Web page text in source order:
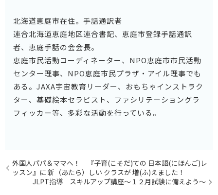
北海道恵庭市在住。手話通訳者
連合北海道恵庭地区連合書記、恵庭市登録手話通訳
者、恵庭手話の会会長。
恵庭市民活動コーディネーター、NPO恵庭市市民活動
センター理事、NPO恵庭市民プラザ・アイル理事でも
ある。JAXA宇宙教育リーダー、おもちゃインストラク
ター、基礎絵本セラピスト、ファシリテーショングラ
フィッカー等、多彩な活動を行っている。
外国人パパ＆ママへ！ 『子育(こそだ)ての 日本語(にほんご)レ
ッスン』に 新（あたら）しい クラスが 増(ふ)えました！
JLPT指導 スキルアップ講座～１２月試験に備えよう～